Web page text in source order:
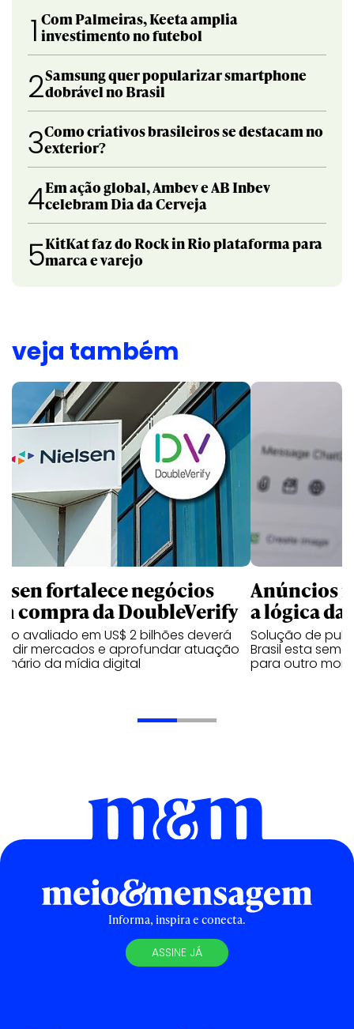
1 Com Palmeiras, Keeta amplia
investimento no futebol
2Samsung quer popularizar smartphone
dobrável no Brasil
3Como criativos brasileiros se destacam no
exterior?
4Em ação global, Ambev e AB Inbev
celebram Dia da Cerveja
5KitKat faz do Rock in Rio plataforma para
marca e varejo
veja também
fortalece negócios
compra da DoubleVerify
avaliado em US$ 2 bilhões deverá
mercados e aprofundar atuação
da mídia digital
Anúncios
a lógica
Solução de
Brasil esta
para outro
Informa, inspira e conecta.
ASSINE JÁ